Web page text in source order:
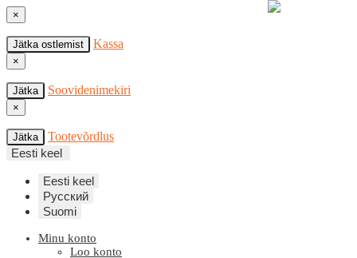
×
Jätka ostlemist Kassa
×
Jätka Soovidenimekiri
×
Jätka
Tootevõrdlus
Eesti keel
Eesti keel
Русский
Suomi
Minu konto
Loo konto